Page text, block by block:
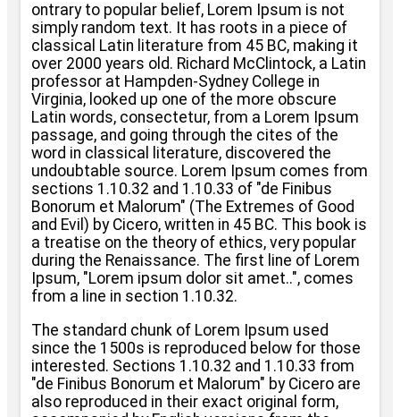
ontrary to popular belief, Lorem Ipsum is not
simply random text. It has roots in a piece of
classical Latin literature from 45 BC, making it
over 2000 years old. Richard McClintock, a Latin
professor at Hampden-Sydney College in
Virginia, looked up one of the more obscure
Latin words, consectetur, from a Lorem Ipsum
passage, and going through the cites of the
word in classical literature, discovered the
undoubtable source. Lorem Ipsum comes from
sections 1.10.32 and 1.10.33 of "de Finibus
Bonorum et Malorum" (The Extremes of Good
and Evil) by Cicero, written in 45 BC. This book is
a treatise on the theory of ethics, very popular
during the Renaissance. The first line of Lorem
Ipsum, "Lorem ipsum dolor sit amet..", comes
from a line in section 1.10.32.
The standard chunk of Lorem Ipsum used
since the 1500s is reproduced below for those
interested. Sections 1.10.32 and 1.10.33 from
"de Finibus Bonorum et Malorum" by Cicero are
also reproduced in their exact original form,